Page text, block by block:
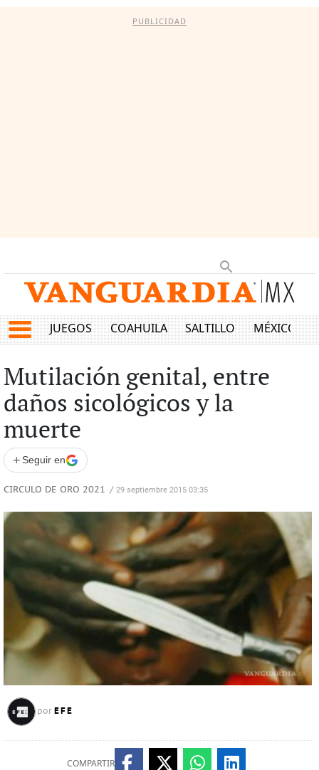
PUBLICIDAD
JUEGOS COAHUILA SALTILLO MÉXICO
Mutilación genital, entre
daños sicológicos y la
muerte
+ Seguir en
CIRCULO DE ORO 2021 / 29 septiembre 2015 03:35
por EFE
COMPARTIR